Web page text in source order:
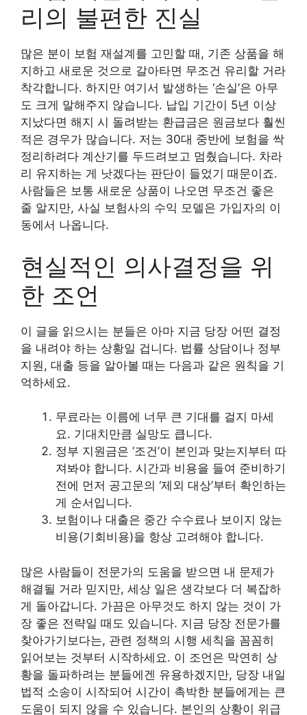
리의 불편한 진실
많은 분이 보험 재설계를 고민할 때, 기존 상품을 해
지하고 새로운 것으로 갈아타면 무조건 유리할 거라
착각합니다. 하지만 여기서 발생하는 ‘손실’은 아무
도 크게 말해주지 않습니다. 납입 기간이 5년 이상
지났다면 해지 시 돌려받는 환급금은 원금보다 훨씬
적은 경우가 많습니다. 저는 30대 중반에 보험을 싹
정리하려다 계산기를 두드려보고 멈췄습니다. 차라
리 유지하는 게 낫겠다는 판단이 들었기 때문이죠.
사람들은 보통 새로운 상품이 나오면 무조건 좋은
줄 알지만, 사실 보험사의 수익 모델은 가입자의 이
동에서 나옵니다.
현실적인 의사결정을 위
한 조언
이 글을 읽으시는 분들은 아마 지금 당장 어떤 결정
을 내려야 하는 상황일 겁니다. 법률 상담이나 정부
지원, 대출 등을 알아볼 때는 다음과 같은 원칙을 기
억하세요.
무료라는 이름에 너무 큰 기대를 걸지 마세
요. 기대치만큼 실망도 큽니다.
정부 지원금은 ‘조건’이 본인과 맞는지부터 따
져봐야 합니다. 시간과 비용을 들여 준비하기
전에 먼저 공고문의 ‘제외 대상’부터 확인하는
게 순서입니다.
보험이나 대출은 중간 수수료나 보이지 않는
비용(기회비용)을 항상 고려해야 합니다.
많은 사람들이 전문가의 도움을 받으면 내 문제가
해결될 거라 믿지만, 세상 일은 생각보다 더 복잡하
게 돌아갑니다. 가끔은 아무것도 하지 않는 것이 가
장 좋은 전략일 때도 있습니다. 지금 당장 전문가를
찾아가기보다는, 관련 정책의 시행 세칙을 꼼꼼히
읽어보는 것부터 시작하세요. 이 조언은 막연히 상
황을 돌파하려는 분들에겐 유용하겠지만, 당장 내일
법적 소송이 시작되어 시간이 촉박한 분들에게는 큰
도움이 되지 않을 수 있습니다. 본인의 상황이 위급